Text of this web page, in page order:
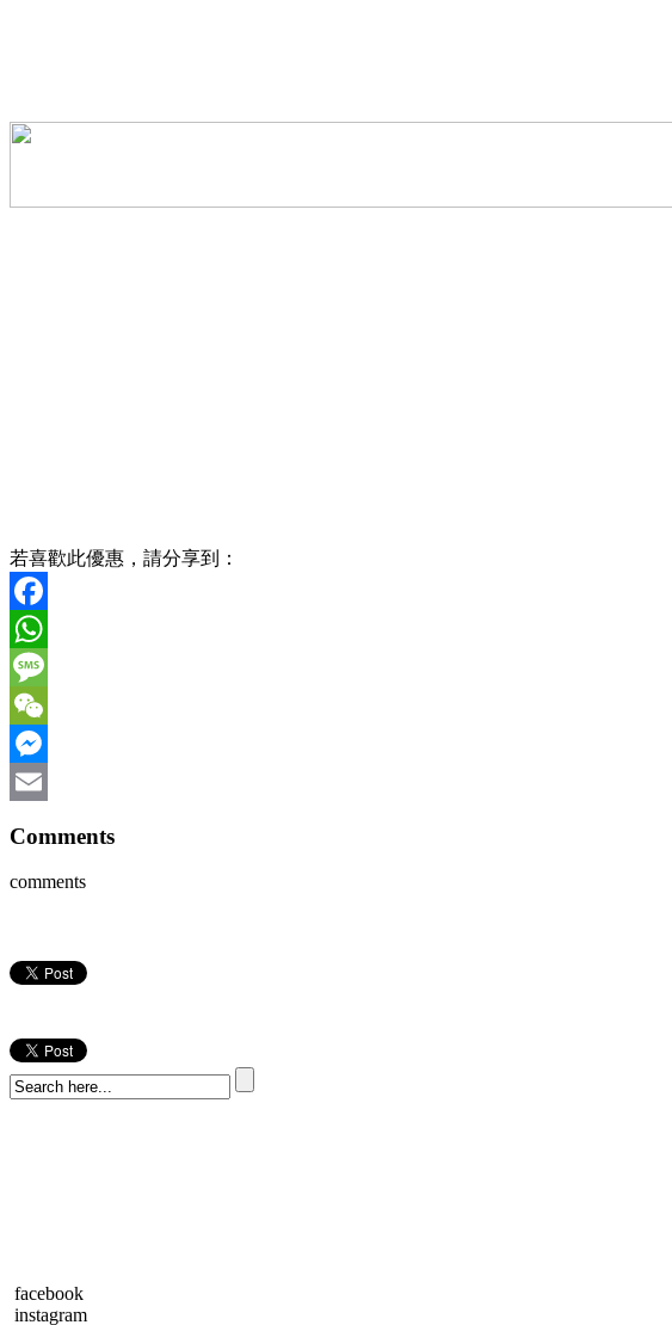
若喜歡此優惠，請分享到：
Facebook
WhatsApp
Message
WeChat
Messenger
Comments
comments
facebook
instagram